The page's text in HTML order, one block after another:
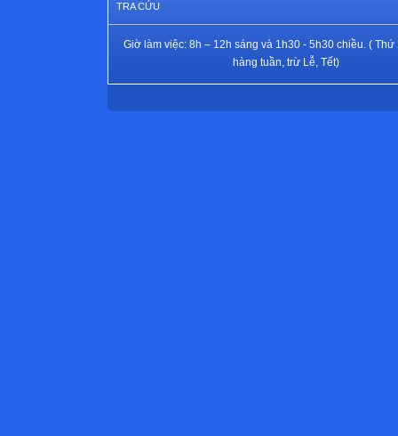
TRA CỨU
Giờ làm việc: 8h – 12h sáng và 1h30 - 5h30 chiều. ( Thứ
hàng tuần, trừ Lễ, Tết)